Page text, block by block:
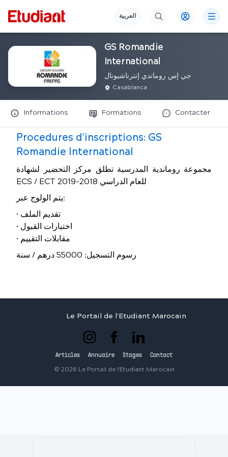
العربية
GS Romandie
International
جي إس روماندي إنترناشيونال
Casablanca
Informations Formations Contacter
Procedures d'inscriptions: GS
Romandie International
مجموعة روماندية المدرسية تطلق مركز التحضير لشهادة
ECS / ECT للعام الدراسي 2018-2019
يتم الولوج عبر:
• تقديم الملف
• اختبارات القبول
• مقابلات التقييم
رسوم التسجيل: 55000 درهم / سنة
Le Portail de l'Etudiant Marocain
Articles Annuaire Stages Contact
© 2026 Le Portail de l'Etudiant Marocain